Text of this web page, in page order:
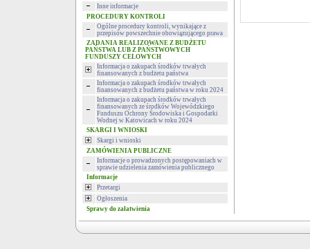
Inne informacje
PROCEDURY KONTROLI
Ogólne procedury kontroli, wynikające z
przepisów powszechnie obowiązującego prawa
ZADANIA REALIZOWANE Z BUDŻETU
PAŃSTWA LUB Z PAŃSTWOWYCH
FUNDUSZY CELOWYCH
Informacja o zakupach środków trwałych
finansowanych z budżetu państwa
Informacja o zakupach środków trwałych
finansowanych z budżetu państwa w roku 2024
Informacja o zakupach środków trwałych
finansowanych ze środków Wojewódzkiego
Funduszu Ochrony Środowiska i Gospodarki
Wodnej w Katowicach w roku 2024
SKARGI I WNIOSKI
Skargi i wnioski
ZAMÓWIENIA PUBLICZNE
Informacje o prowadzonych postępowaniach w
sprawie udzielenia zamówienia publicznego
Informacje
Przetargi
Ogłoszenia
Sprawy do załatwienia